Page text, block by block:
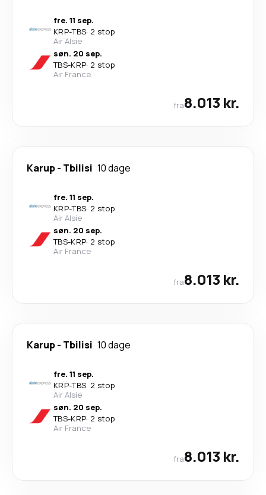
fre. 11 sep.
KRP-TBS· 2 stop
Air Alsie
søn. 20 sep.
TBS-KRP· 2 stop
Air France
fra8.013 kr.
Karup- Tbilisi 10 dage
fre. 11 sep.
KRP-TBS· 2 stop
Air Alsie
søn. 20 sep.
TBS-KRP· 2 stop
Air France
fra8.013 kr.
Karup- Tbilisi 10 dage
fre. 11 sep.
KRP-TBS· 2 stop
Air Alsie
søn. 20 sep.
TBS-KRP· 2 stop
Air France
fra8.013 kr.